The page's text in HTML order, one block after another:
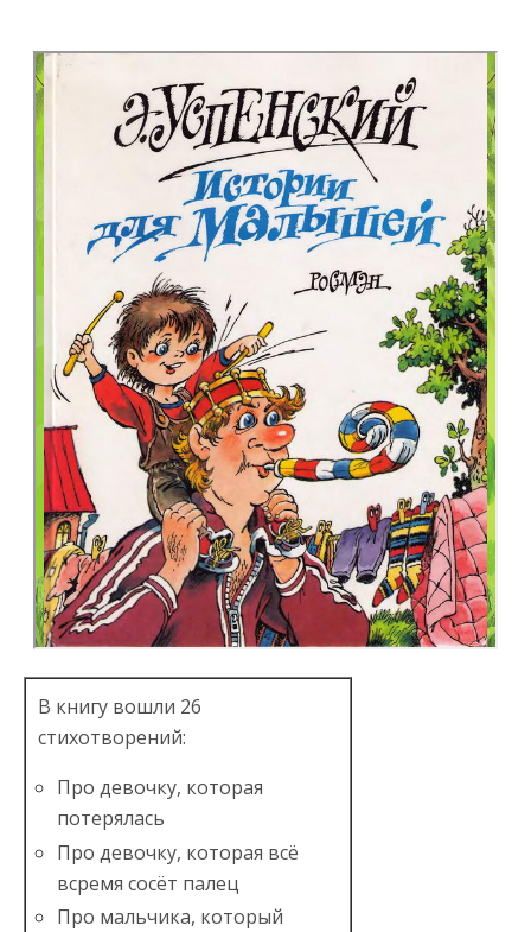
В книгу вошли 26
стихотворений:
Про девочку, которая
потерялась
Про девочку, которая всё
всремя сосёт палец
Про мальчика, который